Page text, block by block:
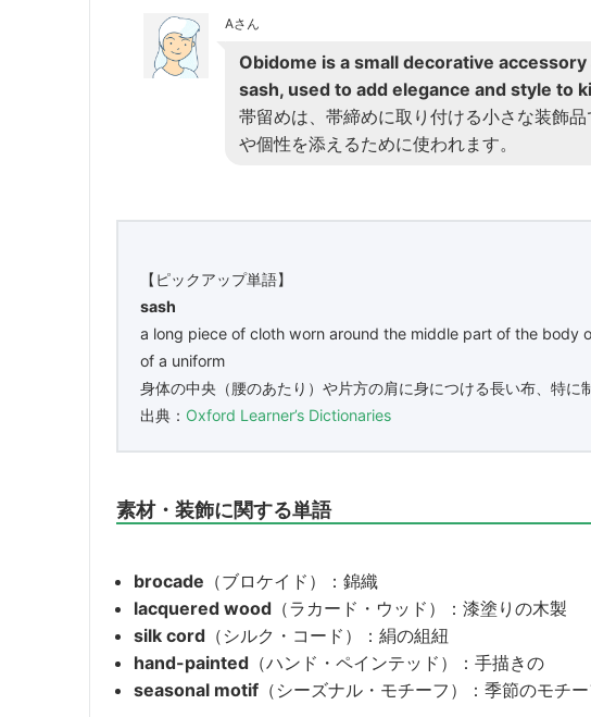
Aさん
Obidome is a small decorative
sash, used to add elegance and style to
帯留めは、帯締めに取り付ける小さな装飾
や個性を添えるために使われます。
【ピックアップ単語】
sash
a long piece of cloth worn around the middle part of the body
of a uniform
身体の中央（腰のあたり）や片方の肩に身につける長い布、特に
出典： Oxford Learner’s Dictionaries
素材・装飾に関する単語
brocade （ブロケイド）：錦織
lacquered wood （ラカード・ウッド）：漆塗りの木製
silk cord （シルク・コード）：絹の組紐
hand-painted （ハンド・ペインテッド）：手描きの
seasonal motif （シーズナル・モチーフ）：季節のモチー